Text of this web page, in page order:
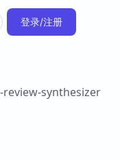
登录/注册
synthesizer